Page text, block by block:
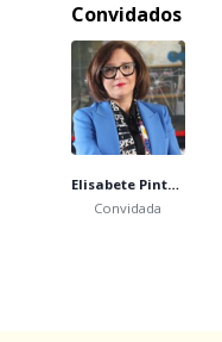
Convidados
Elisabete Pinto da Costa
Convidada